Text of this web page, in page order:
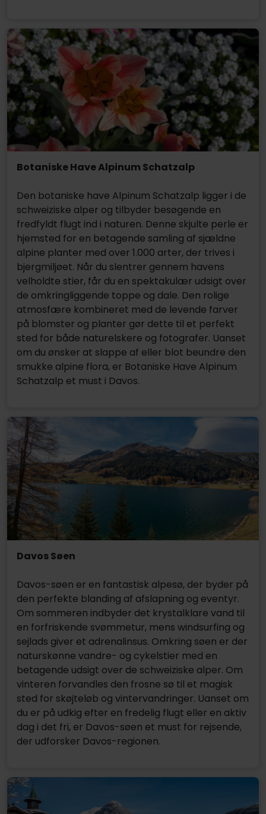
Botaniske Have Alpinum Schatzalp
Den botaniske have Alpinum Schatzalp ligger i de
schweiziske alper og tilbyder besøgende en
fredfyldt flugt ind i naturen. Denne skjulte perle er
hjemsted for en betagende samling af sjældne
alpine planter med over 1.000 arter, der trives i
bjergmiljøet. Når du slentrer gennem havens
velholdte stier, får du en spektakulær udsigt over
de omkringliggende toppe og dale. Den rolige
atmosfære kombineret med de levende farver
på blomster og planter gør dette til et perfekt
sted for både naturelskere og fotografer. Uanset
om du ønsker at slappe af eller blot beundre den
smukke alpine flora, er Botaniske Have Alpinum
Schatzalp et must i Davos.
Davos Søen
Davos-søen er en fantastisk alpesø, der byder på
den perfekte blanding af afslapning og eventyr.
Om sommeren indbyder det krystalklare vand til
en forfriskende svømmetur, mens windsurfing og
sejlads giver et adrenalinsus. Omkring søen er der
naturskønne vandre- og cykelstier med en
betagende udsigt over de schweiziske alper. Om
vinteren forvandles den frosne sø til et magisk
sted for skøjteløb og vintervandringer. Uanset om
du er på udkig efter en fredelig flugt eller en aktiv
dag i det fri, er Davos-søen et must for rejsende,
der udforsker Davos-regionen.